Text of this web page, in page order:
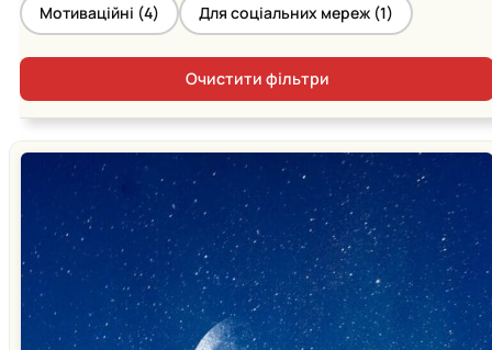
Мотиваційні (4) Для соціальних мереж (1)
Очистити фільтри